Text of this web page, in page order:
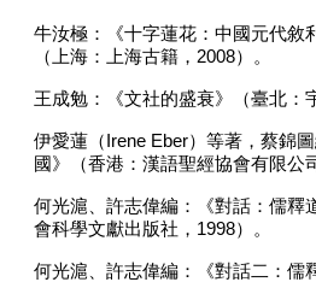
牛汝極：《十字蓮花：中國元代敘
（上海：上海古籍， 2008）。
王成勉：《文社的盛衰》（臺北：
伊愛蓮（ Irene Eber）等著，蔡錦
國》（香港：漢語聖經協會有限公
何光滬、許志偉編：《對話：儒釋
會科學文獻出版社， 1998）。
何光滬、許志偉編：《對話二：儒